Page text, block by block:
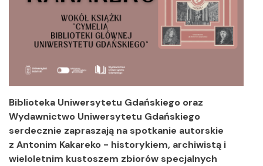
Biblioteka Uniwersytetu Gdańskiego oraz
Wydawnictwo Uniwersytetu Gdańskiego
serdecznie zapraszają na spotkanie autorskie
z Antonim Kakareko - historykiem, archiwistą i
wieloletnim kustoszem zbiorów specjalnych